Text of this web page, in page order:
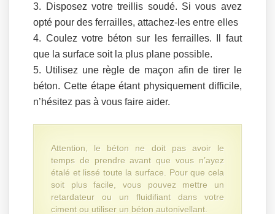
Disposez votre treillis soudé. Si vous avez
opté pour des ferrailles, attachez-les entre elles
Coulez votre béton sur les ferrailles. Il faut
que la surface soit la plus plane possible.
Utilisez une règle de maçon afin de tirer le
béton. Cette étape étant physiquement difficile,
n’hésitez pas à vous faire aider.
Attention, le béton ne doit pas avoir le
temps de prendre avant que vous n’ayez
étalé et lissé toute la surface. Pour que cela
soit plus facile, vous pouvez mettre un
retardateur ou un fluidifiant dans votre
ciment ou utiliser un béton autonivellant.